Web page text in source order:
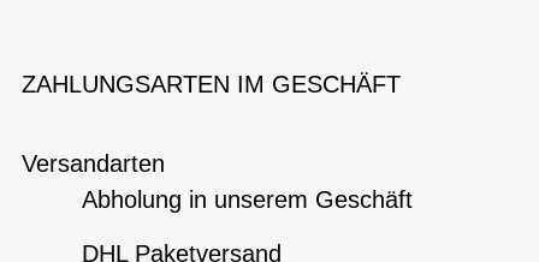
ZAHLUNGSARTEN IM GESCHÄFT
Versandarten
Abholung in unserem Geschäft
DHL Paketversand